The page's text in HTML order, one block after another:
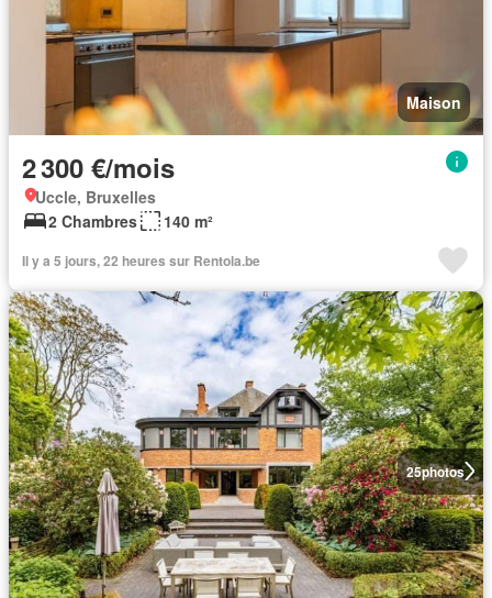
Maison
2 300 €/mois
Uccle, Bruxelles
2 Chambres
140 m²
Il y a 5 jours, 22 heures sur Rentola.be
25photos